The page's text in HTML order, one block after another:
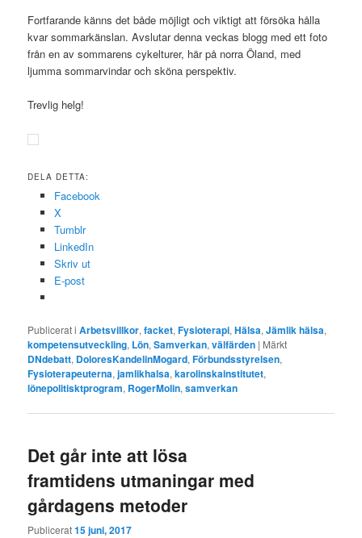
Fortfarande känns det både möjligt och viktigt att försöka hålla
kvar sommarkänslan. Avslutar denna veckas blogg med ett foto
från en av sommarens cykelturer, här på norra Öland, med
ljumma sommarvindar och sköna perspektiv.
Trevlig helg!
DELA DETTA:
Facebook
X
Tumblr
LinkedIn
Skriv ut
E-post
Publicerat i Arbetsvillkor,facket,Fysioterapi,Hälsa,Jämlik hälsa,
kompetensutveckling, Lön,Samverkan,välfärden | Märkt
DNdebatt, DoloresKandelinMogard,Förbundsstyrelsen,
Fysioterapeuterna,jamlikhalsa,karolinskainstitutet,
lönepolitisktprogram, RogerMolin,samverkan
Det går inte att lösa
framtidens utmaningar med
gårdagens metoder
Publicerat15 juni, 2017